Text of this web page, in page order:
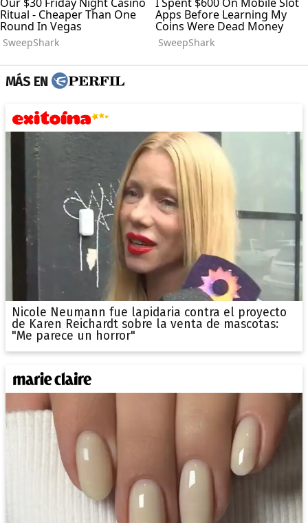
MÁS EN
Nicole Neumann fue lapidaria contra el proyecto
de Karen Reichardt sobre la venta de mascotas:
"Me parece un horror"